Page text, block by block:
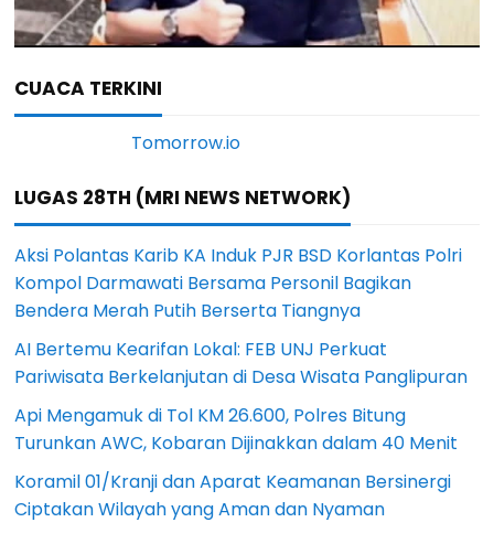
CUACA TERKINI
LUGAS 28TH (MRI NEWS NETWORK)
Aksi Polantas Karib KA Induk PJR BSD Korlantas Polri
Kompol Darmawati Bersama Personil Bagikan
Bendera Merah Putih Berserta Tiangnya
AI Bertemu Kearifan Lokal: FEB UNJ Perkuat
Pariwisata Berkelanjutan di Desa Wisata Panglipuran
Api Mengamuk di Tol KM 26.600, Polres Bitung
Turunkan AWC, Kobaran Dijinakkan dalam 40 Menit
Koramil 01/Kranji dan Aparat Keamanan Bersinergi
Ciptakan Wilayah yang Aman dan Nyaman